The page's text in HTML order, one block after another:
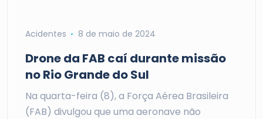
Acidentes 8 de maio de 2024
Drone da FAB caí durante missão
no Rio Grande do Sul
Na quarta-feira (8), a Força Aérea Brasileira
(FAB) divulgou que uma aeronave não